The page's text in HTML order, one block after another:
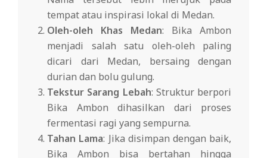
tempat atau inspirasi lokal di Medan.
Oleh-oleh Khas Medan: Bika Ambon
menjadi salah satu oleh-oleh paling
dicari dari Medan, bersaing dengan
durian dan bolu gulung.
Tekstur Sarang Lebah: Struktur berpori
Bika Ambon dihasilkan dari proses
fermentasi ragi yang sempurna.
Tahan Lama: Jika disimpan dengan baik,
Bika Ambon bisa bertahan hingga